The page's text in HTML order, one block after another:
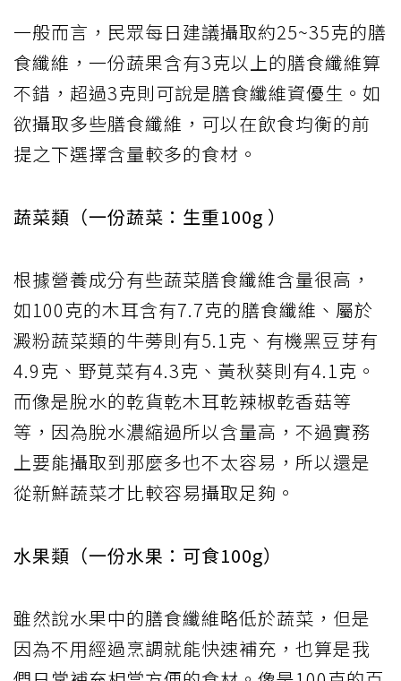
一般而言，民眾每日建議攝取約25~35克的膳
食纖維，一份蔬果含有3克以上的膳食纖維算
不錯，超過3克則可說是膳食纖維資優生。如
欲攝取多些膳食纖維，可以在飲食均衡的前
提之下選擇含量較多的食材。
蔬菜類（一份蔬菜：生重100g ）
根據營養成分有些蔬菜膳食纖維含量很高，
如100克的木耳含有7.7克的膳食纖維、屬於
澱粉蔬菜類的牛蒡則有5.1克、有機黑豆芽有
4.9克、野莧菜有4.3克、黃秋葵則有4.1克。
而像是脫水的乾貨乾木耳乾辣椒乾香菇等
等，因為脫水濃縮過所以含量高，不過實務
上要能攝取到那麼多也不太容易，所以還是
從新鮮蔬菜才比較容易攝取足夠。
水果類（一份水果：可食100g）
雖然說水果中的膳食纖維略低於蔬菜，但是
因為不用經過烹調就能快速補充，也算是我